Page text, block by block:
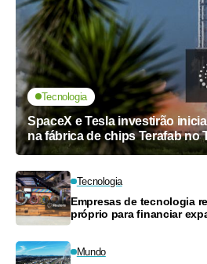
Tecnologia
SpaceX e Tesla investirão
na fábrica de chips Terafab no
Tecnologia
Empresas de tecnologia
próprio para financiar
Mundo